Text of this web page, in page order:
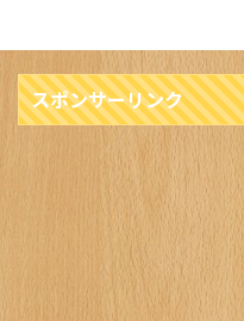
スポンサーリンク